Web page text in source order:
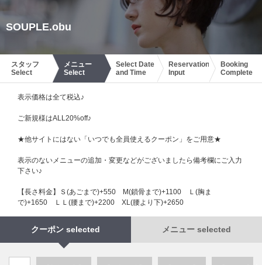
SOUPLE.obu
スタッフ
Select
メニュー
Select
Select Date
and Time
Reservation
Input
Booking
Complete
表示価格は全て税込♪
ご新規様はALL20%off♪
★他サイトにはない「いつでも全員使えるクーポン」をご用意★
表示のないメニューの追加・変更などがございましたら備考欄にご入力
下さい♪
【長さ料金】Ｓ(あごまで)+550 М(鎖骨まで)+1100 Ｌ(胸ま
で)+1650 ＬＬ(腰まで)+2200 XL(腰より下)+2650
クーポン selected メニュー selected